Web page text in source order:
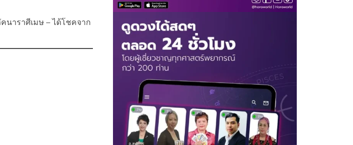
นาราศีเมษ – ได้โชคจาก